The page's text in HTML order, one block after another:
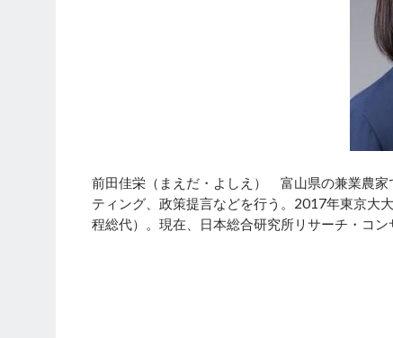
前田佳栄（まえだ・よしえ） 富山県の兼業農家
ティング、政策提言などを行う。2017年東京大
程総代）。現在、日本総合研究所リサーチ・コ